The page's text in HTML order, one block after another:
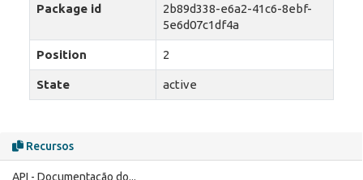
Recursos
API - Documentação do...
Package id
2b89d338-e6a2-41c6-8ebf-
5e6d07c1df4a
Position 2
State active